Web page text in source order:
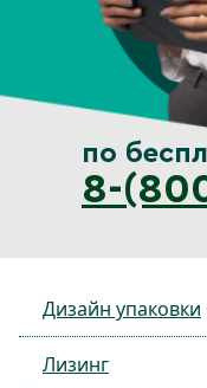
по
8-
Дизайн упаковки
Лизинг